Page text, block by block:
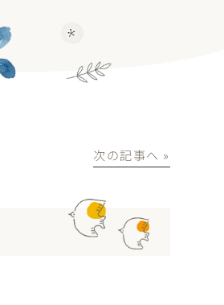
次の記事へ »